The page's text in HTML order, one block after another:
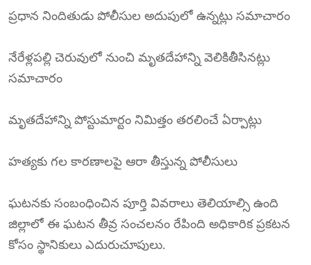
ప్రధాన నిందితుడు పోలీసుల అదుపులో ఉన్నట్లు సమాచారం
నేరేళ్లపల్లి చెరువులో నుంచి మృతదేహాన్ని వెలికితీసినట్లు
సమాచారం
మృతదేహాన్ని పోస్టుమార్టం నిమిత్తం తరలించే ఏర్పాట్లు
హత్యకు గల కారణాలపై ఆరా తీస్తున్న పోలీసులు
ఘటనకు సంబంధించిన పూర్తి వివరాలు తెలియాల్సి ఉంది
జిల్లాలో ఈ ఘటన తీవ్ర సంచలనం రేపింది అధికారిక ప్రకటన
కోసం స్థానికులు ఎదురుచూపులు.